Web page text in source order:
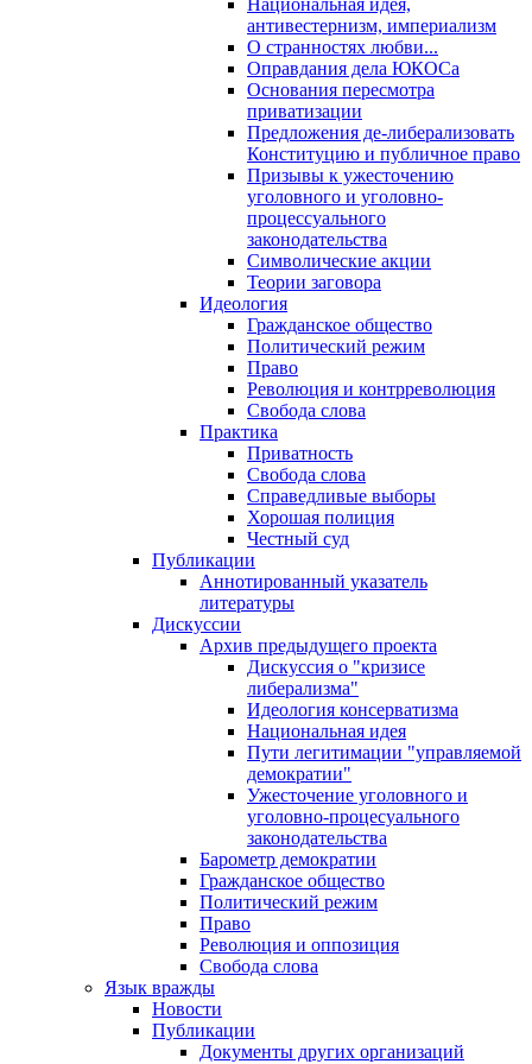
Национальная идея,
антивестернизм, империализм
О странностях любви...
Оправдания дела ЮКОСа
Основания пересмотра
приватизации
Предложения де-либерализовать
Конституцию и публичное право
Призывы к ужесточению
уголовного и уголовно-
процессуального
законодательства
Символические акции
Теории заговора
Идеология
Гражданское общество
Политический режим
Право
Революция и контрреволюция
Свобода слова
Практика
Приватность
Свобода слова
Справедливые выборы
Хорошая полиция
Честный суд
Публикации
Аннотированный указатель
литературы
Дискуссии
Архив предыдущего проекта
Дискуссия о "кризисе
либерализма"
Идеология консерватизма
Национальная идея
Пути легитимации "управляемой
демократии"
Ужесточение уголовного и
уголовно-процесуального
законодательства
Барометр демократии
Гражданское общество
Политический режим
Право
Революция и оппозиция
Свобода слова
Язык вражды
Новости
Публикации
Документы других организаций